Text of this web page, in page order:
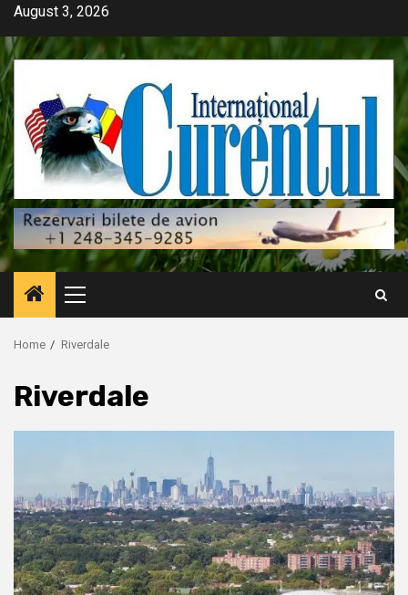
Skip
content
August 3, 2026
Primary
Menu
Home Riverdale
Riverdale